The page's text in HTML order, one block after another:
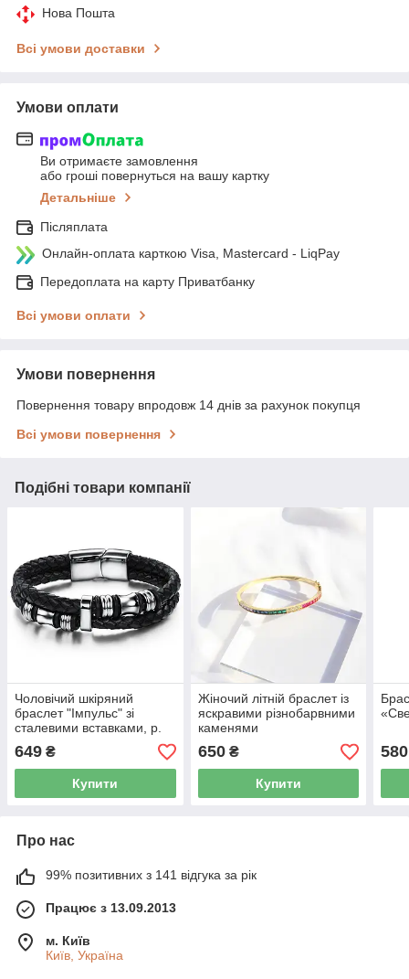
Нова Пошта
Всі умови доставки
Умови оплати
Ви отримаєте замовлення
або гроші повернуться на вашу картку
Детальніше
Післяплата
Онлайн-оплата карткою Visa, Mastercard - LiqPay
Передоплата на карту Приватбанку
Всі умови оплати
Умови повернення
Повернення товару впродовж 14 днів за рахунок покупця
Всі умови повернення
Подібні товари компанії
Чоловічий шкіряний
браслет "Імпульс" зі
сталевими вставками, р.
18.5, 20 і 22 см
649 ₴
Купити
Жіночий літній браслет із
яскравими різнобарвними
каменями
650₴
Купити
580
Про нас
99% позитивних з 141 відгука за рік
Працює з 13.09.2013
м. Київ
Київ, Україна